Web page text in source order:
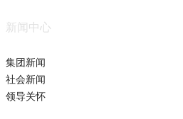
新闻中心
集团新闻
社会新闻
领导关怀